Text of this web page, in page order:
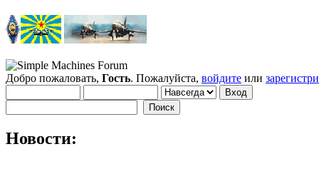
Добро пожаловать, Гость. Пожалуйста, войдите или
Новости: